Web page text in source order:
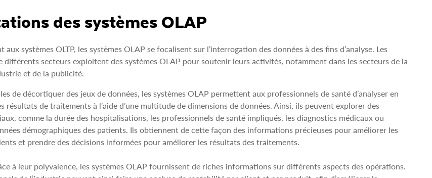
des systèmes OLAP
aux systèmes OLTP, les systèmes OLAP se focalisent sur l’interrogation des données à des fins d’analyse. Les
différents secteurs exploitent des systèmes OLAP pour soutenir leurs activités, notamment dans les secteurs de la
et de la publicité.
de décortiquer des jeux de données, les systèmes OLAP permettent aux professionnels de santé d’analyser en
résultats de traitements à l’aide d’une multitude de dimensions de données. Ainsi, ils peuvent explorer des
comme la durée des hospitalisations, les professionnels de santé impliqués, les diagnostics médicaux ou
démographiques des patients. Ils obtiennent de cette façon des informations précieuses pour améliorer les
et prendre des décisions informées pour améliorer les résultats des traitements.
à leur polyvalence, les systèmes OLAP fournissent de riches informations sur différents aspects des opérations.